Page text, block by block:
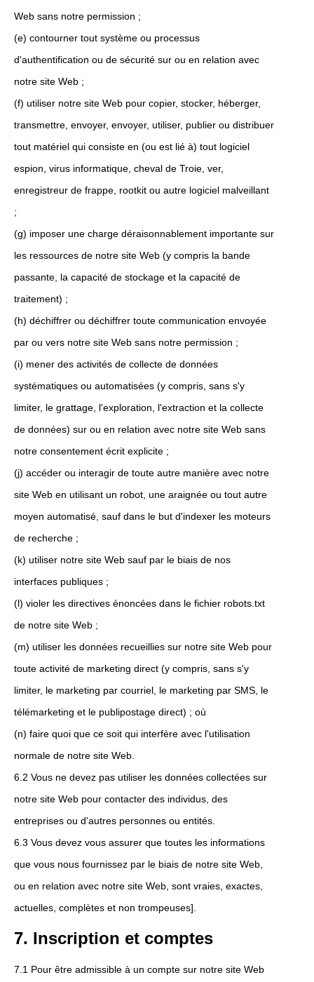
Web sans notre permission ;
(e) contourner tout système ou processus
d'authentification ou de sécurité sur ou en relation avec
notre site Web ;
(f) utiliser notre site Web pour copier, stocker, héberger,
transmettre, envoyer, envoyer, utiliser, publier ou distribuer
tout matériel qui consiste en (ou est lié à) tout logiciel
espion, virus informatique, cheval de Troie, ver,
enregistreur de frappe, rootkit ou autre logiciel malveillant
;
(g) imposer une charge déraisonnablement importante sur
les ressources de notre site Web (y compris la bande
passante, la capacité de stockage et la capacité de
traitement) ;
(h) déchiffrer ou déchiffrer toute communication envoyée
par ou vers notre site Web sans notre permission ;
(i) mener des activités de collecte de données
systématiques ou automatisées (y compris, sans s'y
limiter, le grattage, l'exploration, l'extraction et la collecte
de données) sur ou en relation avec notre site Web sans
notre consentement écrit explicite ;
(j) accéder ou interagir de toute autre manière avec notre
site Web en utilisant un robot, une araignée ou tout autre
moyen automatisé, sauf dans le but d'indexer les moteurs
de recherche ;
(k) utiliser notre site Web sauf par le biais de nos
interfaces publiques ;
(l) violer les directives énoncées dans le fichier robots.txt
de notre site Web ;
(m) utiliser les données recueillies sur notre site Web pour
toute activité de marketing direct (y compris, sans s'y
limiter, le marketing par courriel, le marketing par SMS, le
télémarketing et le publipostage direct) ; où
(n) faire quoi que ce soit qui interfère avec l'utilisation
normale de notre site Web.
6.2 Vous ne devez pas utiliser les données collectées sur
notre site Web pour contacter des individus, des
entreprises ou d'autres personnes ou entités.
6.3 Vous devez vous assurer que toutes les informations
que vous nous fournissez par le biais de notre site Web,
ou en relation avec notre site Web, sont vraies, exactes,
actuelles, complètes et non trompeuses].
7. Inscription et comptes
7.1 Pour être admissible à un compte sur notre site Web